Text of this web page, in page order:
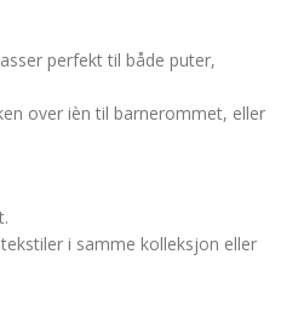
perfekt til både puter,
over ièn til barnerommet, eller
i samme kolleksjon eller